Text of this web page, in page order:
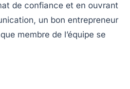
de confiance et en ouvrant
un bon entrepreneur
membre de l’équipe se